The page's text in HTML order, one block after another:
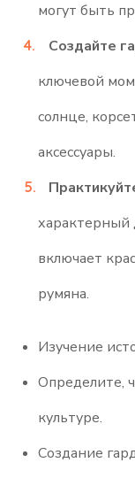
могут быть
Создайте
ключевой
солнце,
аксессуары.
характерный
включает
румяна.
Изучение
Определите,
культуре.
Создание